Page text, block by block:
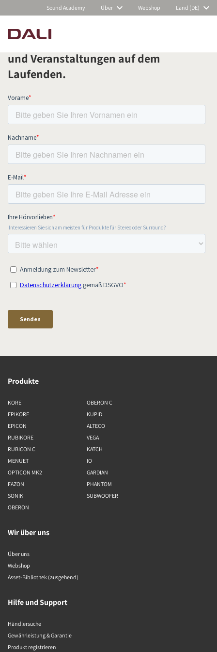
Sound Academy Über Webshop Land (DE)
PRODUKTE VERGLEICHEN
Abonnieren Sie unseren Newsletter
und bleiben Sie über alle Neuigkeiten
und Veranstaltungen auf dem
Laufenden.
Produkte
KORE
EPIKORE
EPICON
RUBIKORE
RUBICON C
MENUET
OPTICON MK2
FAZON
SONIK
OBERON
OBERON C
KUPID
ALTECO
VEGA
KATCH
IO
GARDIAN
PHANTOM
SUBWOOFER
Wir über uns
Über uns
Webshop
Asset-Bibliothek (ausgehend)
Hilfe und Support
Händlersuche
Gewährleistung & Garantie
Produkt registrieren